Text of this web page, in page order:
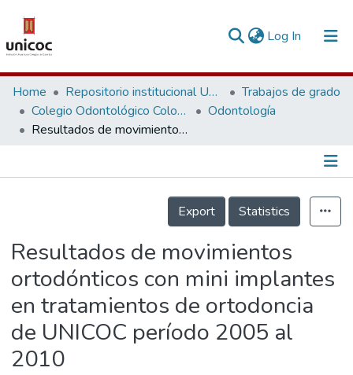
Log In (current)
Communities & Collections
Research Outputs
People
Home Repositorio institucional Unicoc, RI-unicoc
Trabajos de grado
Colegio Odontológico Colombiano
Odontología
Resultados de movimientos ortodónticos con mini implantes en tratamientos de ortodoncia de UNICOC período 2005 al 2010
Información de la Publicación
Export
Statistics
Resultados de movimientos
ortodónticos con mini implantes
en tratamientos de ortodoncia
de UNICOC período 2005 al
2010